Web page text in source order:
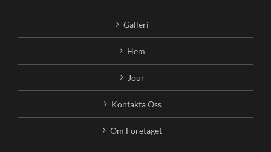
Galleri
Hem
Jour
Kontakta Oss
Om Företaget